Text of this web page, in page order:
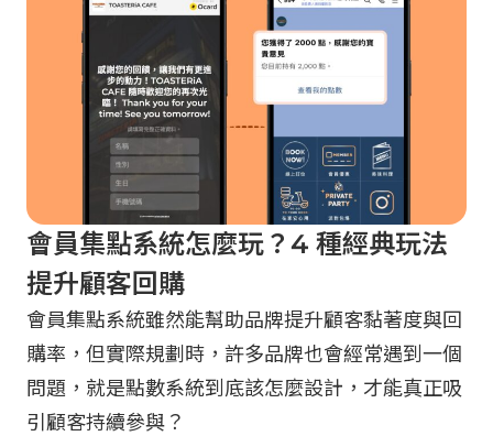
會員集點系統怎麼玩？4 種經典玩法
提升顧客回購
會員集點系統雖然能幫助品牌提升顧客黏著度與回
購率，但實際規劃時，許多品牌也會經常遇到一個
問題，就是點數系統到底該怎麼設計，才能真正吸
引顧客持續參與？